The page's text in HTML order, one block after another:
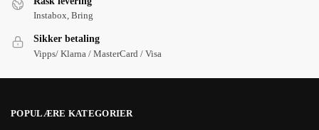
Instabox, Bring
Sikker betaling
Vipps/ Klarna / MasterCard / Visa
POPULÆRE KATEGORIER